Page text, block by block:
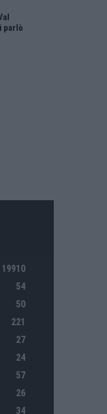
parlò
19910
54
50
221
27
24
57
26
34